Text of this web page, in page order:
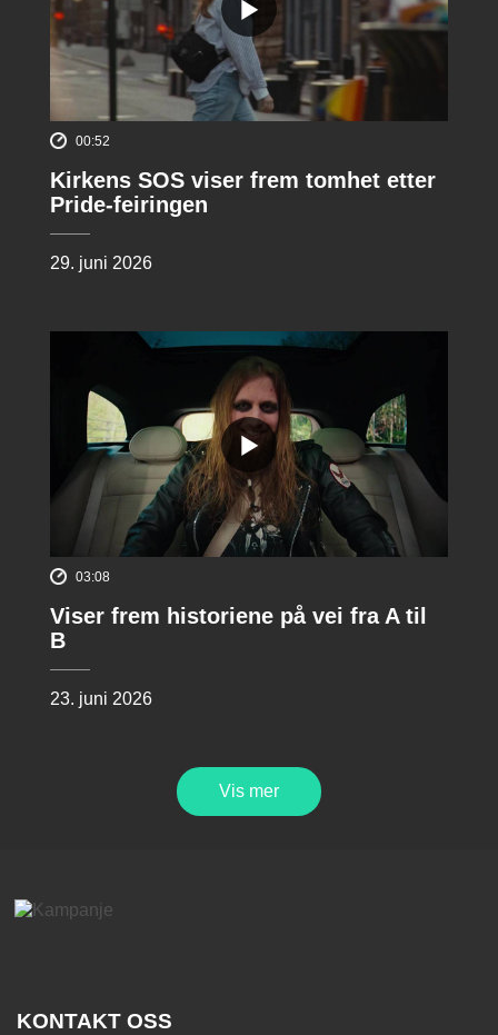
00:52
Kirkens SOS viser frem tomhet etter
Pride-feiringen
29. juni 2026
03:08
Viser frem historiene på vei fra A til
B
23. juni 2026
Vis mer
KONTAKT OSS